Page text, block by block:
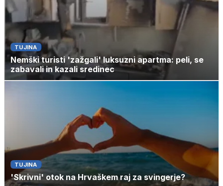
TUJINA
Nemški turisti 'zažgali' luksuzni apartma: peli, se
zabavali in kazali sredinec
TUJINA
'Skrivni' otok na Hrvaškem raj za svingerje?